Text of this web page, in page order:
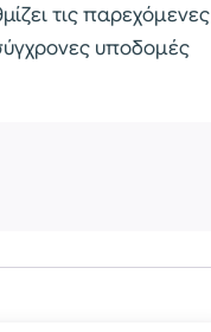
τις παρεχόμενες
υποδομές